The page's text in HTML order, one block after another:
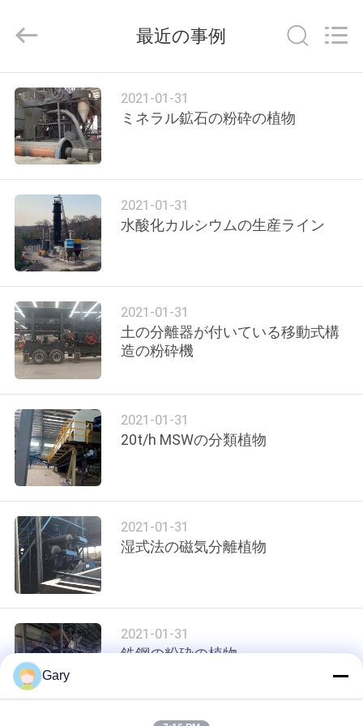
家
プ
ロ
ク
ト
私
達
に
つ
い
て
工
場
旅
行
品
2021
Hengyang
Rights
Reserved.
最近の事例
2021-01-31
ミネラル鉱石の粉砕の植物
2021-01-31
水酸化カルシウムの生産ライン
2021-01-31
土の分離器が付いている移動式構
造の粉砕機
2021-01-31
20t/h MSWの分類植物
2021-01-31
湿式法の磁気分離植物
2021-01-31
鉄鋼の粉砕の植物
Gary